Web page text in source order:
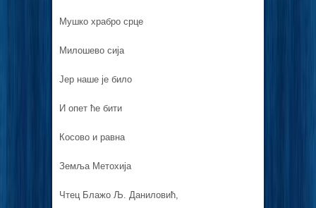
Мушко храбро срце
Милошево сија
Јер наше је било
И опет ће бити
Косово и равна
Земља Метохија
Чтец Блажо Љ. Даниловић,